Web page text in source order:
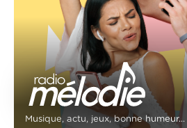
Musique, actu, jeux, bonne humeur...